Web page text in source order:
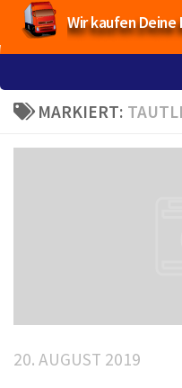
Wir kaufen Deine
MARKIERT:
20. AUGUST 2019